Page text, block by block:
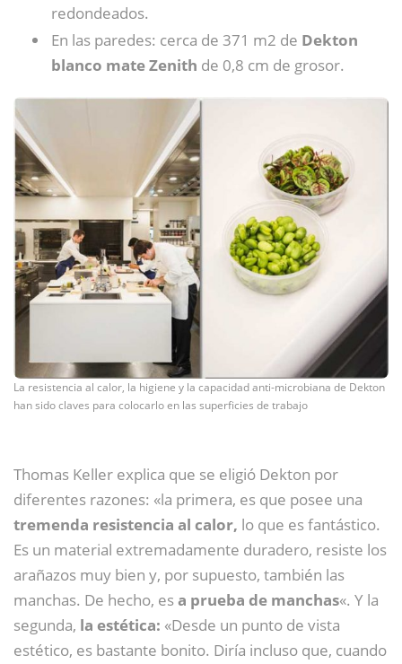
redondeados.
En las paredes: cerca de 371 m2 de Dekton
blanco mate Zenith de 0,8 cm de grosor.
La resistencia al calor, la higiene y la capacidad anti-microbiana de Dekton
han sido claves para colocarlo en las superficies de trabajo
Thomas Keller explica que se eligió Dekton por
diferentes razones: «la primera, es que posee una
tremenda resistencia al calor, lo que es fantástico.
Es un material extremadamente duradero, resiste los
arañazos muy bien y, por supuesto, también las
manchas. De hecho, esa prueba de manchas«. Y la
segunda, la estética: «Desde un punto de vista
estético, es bastante bonito. Diría incluso que, cuando